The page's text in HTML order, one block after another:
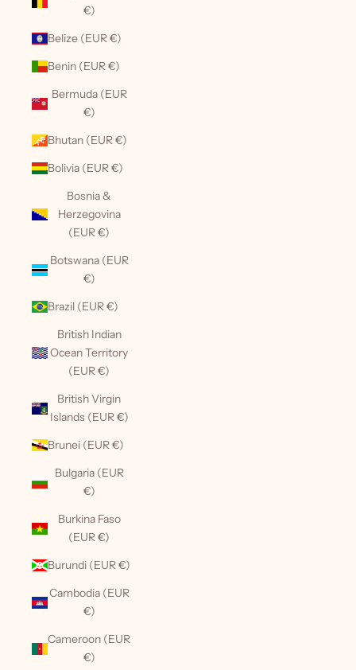
€)
Belize (EUR €)
Benin (EUR €)
Bermuda (EUR
€)
Bhutan (EUR €)
Bolivia (EUR €)
Bosnia &
Herzegovina
(EUR €)
Botswana (EUR
€)
Brazil (EUR €)
British Indian
Ocean Territory
(EUR €)
British Virgin
Islands (EUR €)
Brunei (EUR €)
Bulgaria (EUR
€)
Burkina Faso
(EUR €)
Burundi (EUR €)
Cambodia (EUR
€)
Cameroon (EUR
€)